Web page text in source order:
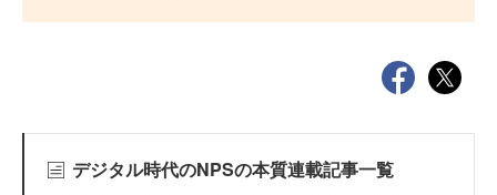
デジタル時代のNPSの本質連載記事一覧